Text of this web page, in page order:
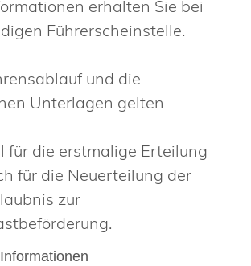
erhalten Sie bei
Führerscheinstelle.
und die
Unterlagen gelten
für die erstmalige Erteilung
für die Neuerteilung der
zur